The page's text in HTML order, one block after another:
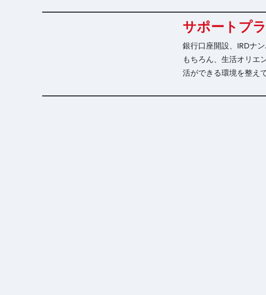
サポートプ
銀行口座開設、IRDナ
もちろん、生活オリエ
活ができる環境を整え